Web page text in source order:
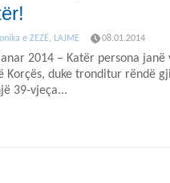
e ZEZË, LAJME 08.01.2014
2014 – Katër persona
Korçës, duke tronditur rëndë
39-vjeça...